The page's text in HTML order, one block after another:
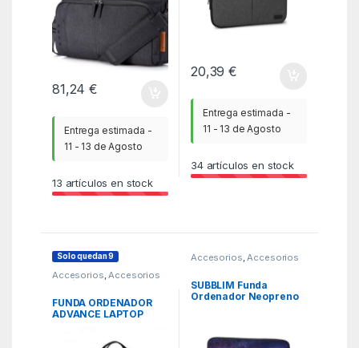
81,24€
Entrega estimada -
11 - 13 de Agosto
13 artículos en stock
20,39€
Entrega estimada -
11 - 13 de Agosto
34artículos en stock
Solo quedan 9
Accesorios,Accesorios
Portátil
FUNDA ORDENADOR
ADVANCE LAPTOP
Accesorios,Accesorios
Portátil
SUBBLIM Funda
Ordenador Neopreno